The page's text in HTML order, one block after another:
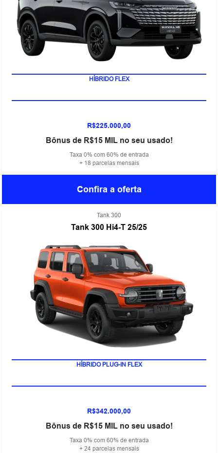
HÍBRIDO FLEX
R$225.000,00
Bônus de R$15 MIL no seu usado!
Taxa 0% com 60% de entrada
+ 18 parcelas mensais
Confira a oferta
Tank 300
Tank 300 Hi4-T 25/25
HÍBRIDO PLUG-IN FLEX
R$342.000,00
Bônus de R$15 MIL no seu usado!
Taxa 0% com 60% de entrada
+ 24 parcelas mensais